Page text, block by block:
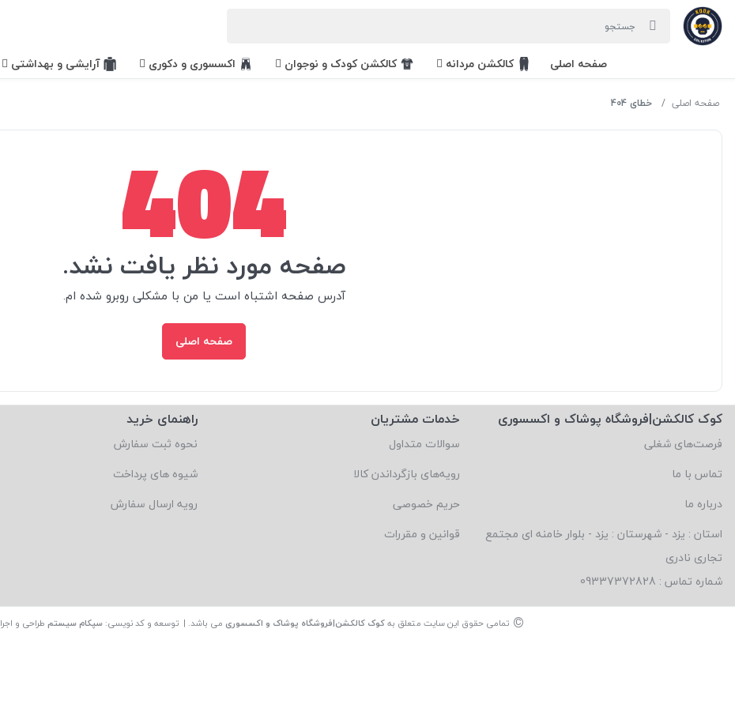
صفحه اصلی کالکشن مردانه کالکشن کودک و نوجوان اکسسوری و دکوری آرایشی و بهداشتی
صفحه اصلی خطای 404
404
صفحه مورد نظر یافت نشد.
آدرس صفحه اشتباه است یا من با مشکلی روبرو شده ام.
صفحه اصلی
کوک کالکشن|فروشگاه پوشاک و اکسسوری
فرصت‌های شغلی
تماس با ما
درباره ما
استان : یزد - شهرستان : یزد - بلوار خامنه ای مجتمع
تجاری نادری
شماره تماس : 09337372828
خدمات مشتریان
سوالات متداول
رویه‌های بازگرداندن کالا
حریم خصوصی
قوانین و مقررات
راهنمای خرید
نحوه ثبت سفارش
شیوه های پرداخت
رویه ارسال سفارش
© تمامی حقوق این سایت متعلق بهکوک کالکشن|فروشگاه پوشاک و اکسسوری می باشد. | توسعه و کد نویسی: سپکام سیستم طراحی و اجرا